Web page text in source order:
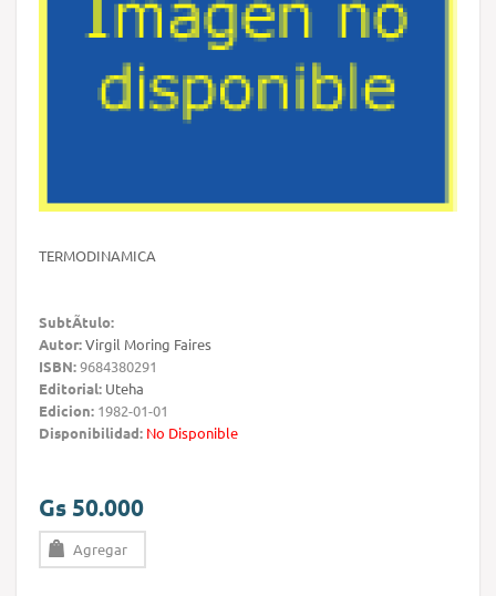
TERMODINAMICA
SubtÃ­tulo:
Autor:Virgil Moring Faires
ISBN:9684380291
Editorial: Uteha
Edicion: 1982-01-01
Disponibilidad: No Disponible
Gs 50.000
Agregar